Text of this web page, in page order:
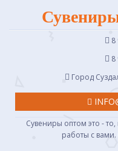
8
8
Город
Сувениры оптом это -
работы с